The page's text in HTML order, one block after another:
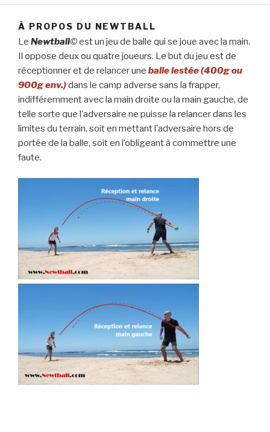
e
b
o
o
k
o
d
o
n
g
er
À PROPOS DU NEWTBALL
Le Newtball©est un jeu de balle qui se joue avec la main.
Il oppose deux ou quatre joueurs. Le but du jeu est de
réceptionner et de relancer une balle lestée (400g ou
900g env.)dans le camp adverse sans la frapper,
indifféremment avec la main droite ou la main gauche, de
telle sorte que l’adversaire ne puisse la relancer dans les
limites du terrain, soit en mettant l’adversaire hors de
portée de la balle, soit en l’obligeant à commettre une
faute.